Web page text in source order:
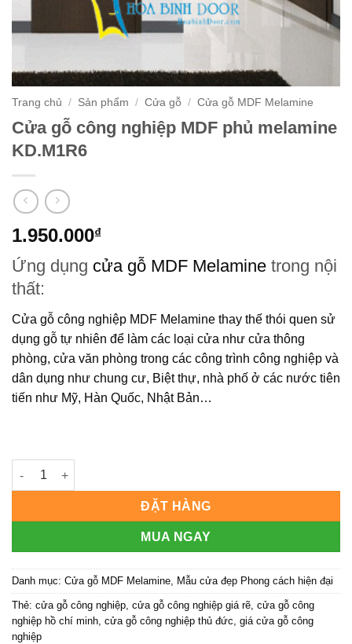
Trang chủ / Sản phẩm / Cửa gỗ / Cửa gỗ MDF Melamine
Cửa gỗ công nghiệp MDF phủ melamine
KD.M1R6
1.950.000₫
Ứng dụng cửa gỗ MDF Melamine trong nội
thất:
Cửa gỗ công nghiệp MDF Melamine thay thế thói quen sử
dụng gỗ tự nhiên để làm các loại cửa như cửa thông
phòng, cửa văn phòng trong các công trình công nghiệp và
dân dụng như chung cư, Biệt thự, nhà phố ở các nước tiên
tiến như Mỹ, Hàn Quốc, Nhật Bản…
Cửa gỗ công nghiệp MDF phủ melamine KD.M1R6 số lượng
ĐẶT HÀNG
MUA NGAY
Danh mục: Cửa gỗ MDF Melamine, Mẫu cửa đẹp Phong cách hiện đại
Thẻ: cửa gỗ công nghiệp, cửa gỗ công nghiệp giá rẽ, cửa gỗ công
nghiệp hồ chí minh, cửa gỗ công nghiệp thủ đức, giá cửa gỗ công
nghiệp